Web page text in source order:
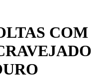
COM